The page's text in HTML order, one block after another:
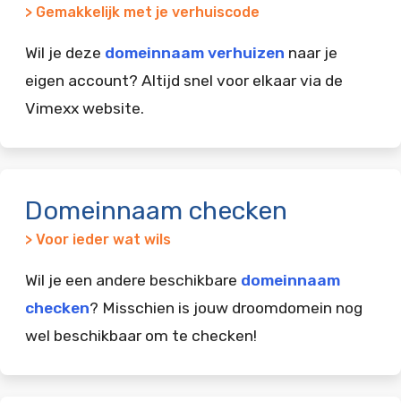
> Gemakkelijk met je verhuiscode
Wil je deze domeinnaam verhuizen naar je
eigen account? Altijd snel voor elkaar via de
Vimexx website.
Domeinnaam checken
> Voor ieder wat wils
Wil je een andere beschikbare domeinnaam
checken? Misschien is jouw droomdomein nog
wel beschikbaar om te checken!